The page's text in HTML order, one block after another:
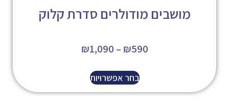
מושבים מודולרים סדרת קלוק
₪590
–
₪1,090
בחר אפשרויות